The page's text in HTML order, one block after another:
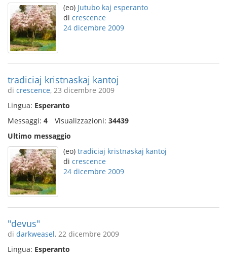
(eo) Jutubo kaj esperanto
di crescence
24 dicembre 2009
tradiciaj kristnaskaj kantoj
di crescence, 23 dicembre 2009
Lingua: Esperanto
Messaggi: 4 Visualizzazioni: 34439
Ultimo messaggio
(eo) tradiciaj kristnaskaj kantoj
di crescence
24 dicembre 2009
"devus"
di darkweasel, 22 dicembre 2009
Lingua: Esperanto